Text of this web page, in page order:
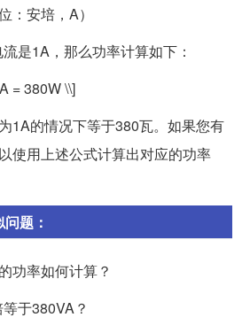
：安培，A）
是1A，那么功率计算如下：
= 380W \\]
1A的情况下等于380瓦。如果您有
使用上述公式计算出对应的功率
题：
功率如何计算？
于380VA？